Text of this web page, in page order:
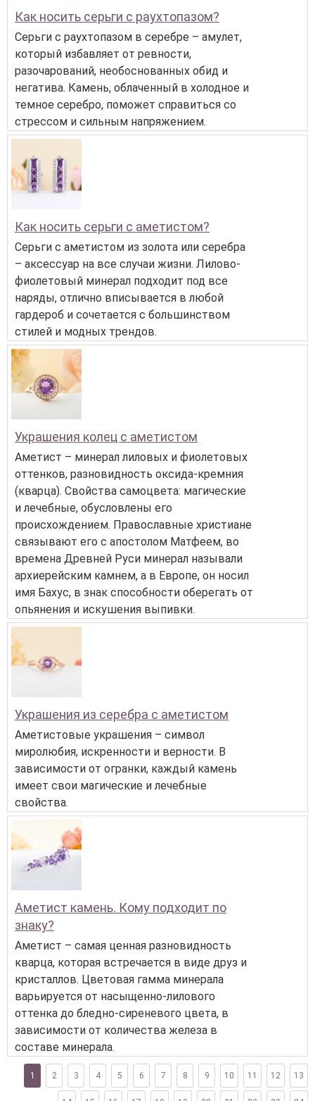
Как носить серьги с раухтопазом?
Серьги с раухтопазом в серебре – амулет,
который избавляет от ревности,
разочарований, необоснованных обид и
негатива. Камень, облаченный в холодное и
темное серебро, поможет справиться со
стрессом и сильным напряжением.
Как носить серьги с аметистом?
Серьги с аметистом из золота или серебра
– аксессуар на все случаи жизни. Лилово-
фиолетовый минерал подходит под все
наряды, отлично вписывается в любой
гардероб и сочетается с большинством
стилей и модных трендов.
Украшения колец с аметистом
Аметист – минерал лиловых и фиолетовых
оттенков, разновидность оксида-кремния
(кварца). Свойства самоцвета: магические
и лечебные, обусловлены его
происхождением. Православные христиане
связывают его с апостолом Матфеем, во
времена Древней Руси минерал называли
архиерейским камнем, а в Европе, он носил
имя Бахус, в знак способности оберегать от
опьянения и искушения выпивки.
Украшения из серебра с аметистом
Аметистовые украшения – символ
миролюбия, искренности и верности. В
зависимости от огранки, каждый камень
имеет свои магические и лечебные
свойства.
Аметист камень. Кому подходит по
знаку?
Аметист – самая ценная разновидность
кварца, которая встречается в виде друз и
кристаллов. Цветовая гамма минерала
варьируется от насыщенно-лилового
оттенка до бледно-сиреневого цвета, в
зависимости от количества железа в
составе минерала.
1 2 3 4 5 6 7 8 9 10 11 12 13